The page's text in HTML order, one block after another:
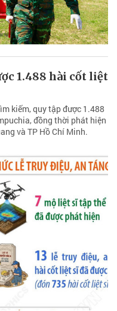
1.488 hài cốt liệt
kiếm, quy tập được 1.488
đồng thời phát hiện
và TP Hồ Chí Minh.